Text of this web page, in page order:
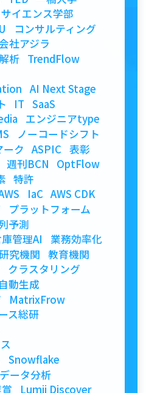
イエンス学部
コンサルティング
社アジラ
析 TrendFlow
AI Next Stage
IT SaaS
エンジニアtype
ノーコードシフト
ーク ASPIC 表彰
週刊BCN
OptFlow
特許
IaC AWS CDK
プラットフォーム
予測
管理AI
業務効率化
究機関 教育機関
クラスタリング
自動生成
MatrixFrow
ス総研
Snowflake
データ分析
Lumii Discover